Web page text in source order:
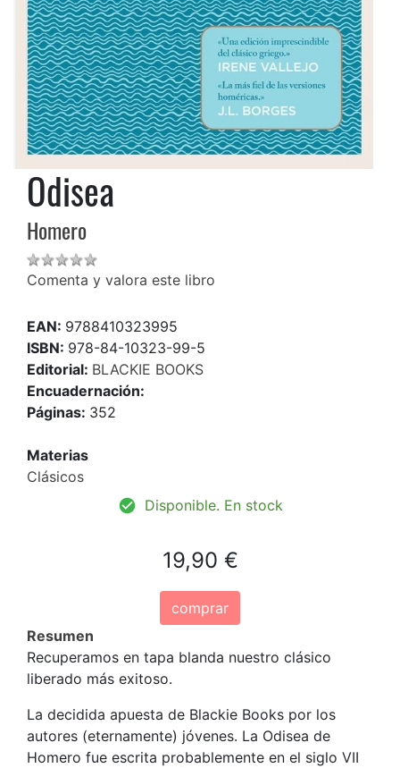
Odisea
Homero
Comenta y valora este libro
EAN: 9788410323995
ISBN: 978-84-10323-99-5
Editorial: BLACKIE BOOKS
Encuadernación:
Páginas: 352
Materias
Clásicos
Disponible. En stock
19,90 €
comprar
Resumen
Recuperamos en tapa blanda nuestro clásico
liberado más exitoso.
La decidida apuesta de Blackie Books por los
autores (eternamente) jóvenes. La Odisea de
Homero fue escrita probablemente en el siglo VII